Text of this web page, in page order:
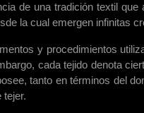
de una tradición textil
la cual emergen infinitas
y procedimientos
cada tejido denota
tanto en términos del
tejer.